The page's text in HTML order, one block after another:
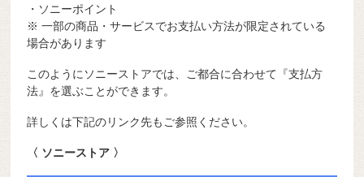
・ソニーポイント
※ 一部の商品・サービスでお支払い方法が限定されている
場合があります
このようにソニーストアでは、ご都合に合わせて『支払方
法』を選ぶことができます。
詳しくは下記のリンク先もご参照ください。
〈 ソニーストア 〉